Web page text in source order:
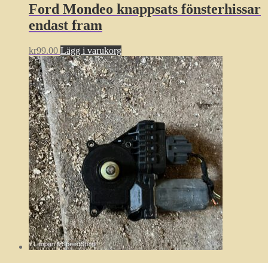
Ford Mondeo knappsats fönsterhissar
endast fram
kr99.00 Lägg i varukorg